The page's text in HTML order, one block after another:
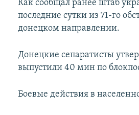
Как сообщал ранее штаб
последние сутки из 71-го
донецком направлении.
Донецкие сепаратисты
выпустили 40 мин по
Боевые действия в